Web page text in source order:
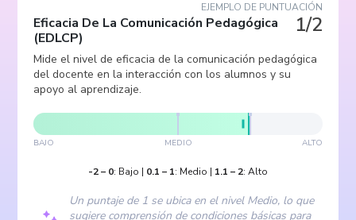
EJEMPLO DE PUNTUACIÓN
1/2
Eficacia De La Comunicación Pedagógica
(EDLCP)
Mide el nivel de eficacia de la comunicación pedagógica
del docente en la interacción con los alumnos y su
apoyo al aprendizaje.
BAJO MEDIO ALTO
-2– 0: Bajo | 0.1 – 1: Medio | 1.1 – 2: Alto
Un puntaje de 1 se ubica en el nivel Medio, lo que
sugiere comprensión de condiciones básicas para